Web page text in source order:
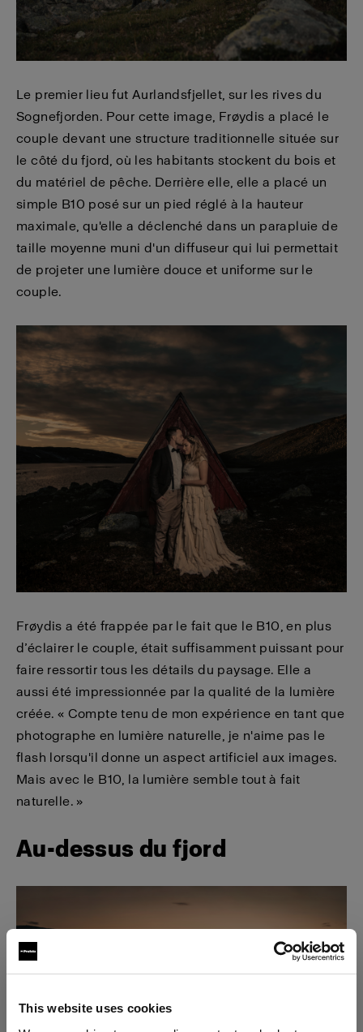
This website uses cookies
Le premier lieu fut Aurlandsfjellet, sur les rives du
Sognefjorden. Pour cette image, Frøydis a placé le
couple devant une structure traditionnelle située sur
le côté du fjord, où les habitants stockent du bois et
du matériel de pêche. Derrière elle, elle a placé un
simple B10 posé sur un pied réglé à la hauteur
maximale, qu'elle a déclenché dans un parapluie de
taille moyenne muni d'un diffuseur qui lui permettait
de projeter une lumière douce et uniforme sur le
couple.
Frøydis a été frappée par le fait que le B10, en plus
d’éclairer le couple, était suffisamment puissant pour
faire ressortir tous les détails du paysage. Elle a
aussi été impressionnée par la qualité de la lumière
créée. « Compte tenu de mon expérience en tant que
photographe en lumière naturelle, je n'aime pas le
flash lorsqu'il donne un aspect artificiel aux images.
Mais avec le B10, la lumière semble tout à fait
naturelle. »
Au-dessus du fjord